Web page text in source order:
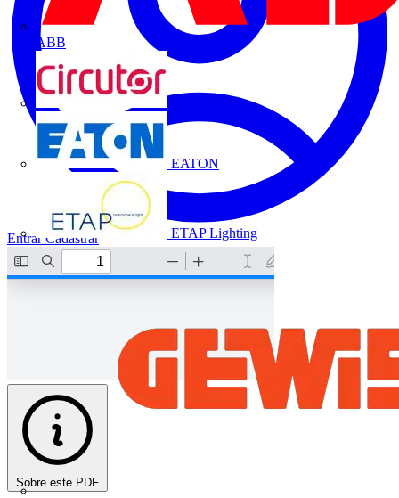
ABB
CIRCUTOR
EATON
ETAP Lighting
Entrar Cadastrar
Sobre este PDF